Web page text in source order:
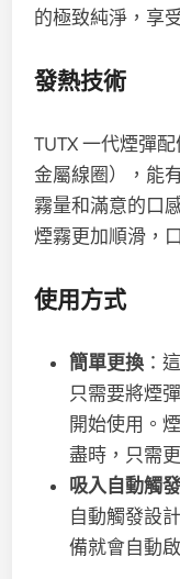
的極致純淨，享
發熱技術
TUTX 一代煙彈
金屬線圈），能
霧量和滿意的口
煙霧更加順滑，
使用方式
簡單更換 ：
只需要將煙
開始使用。
盡時，只需
吸入自動觸發
自動觸發設
備就會自動